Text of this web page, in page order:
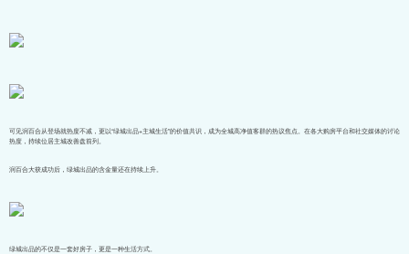
可见润百合从登场就热度不减，更以“绿城出品+主城生活”的价值共识，成为全城高净值客群的热议焦点。在各大购房平台和社交媒体的讨论
热度，持续位居主城改善盘前列。
润百合大获成功后，绿城出品的含金量还在持续上升。
绿城出品的不仅是一套好房子，更是一种生活方式。